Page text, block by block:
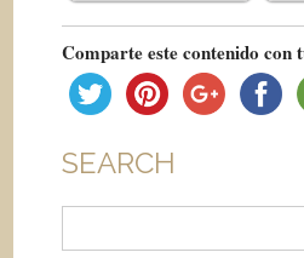
Comparte este contenido con
SEARCH